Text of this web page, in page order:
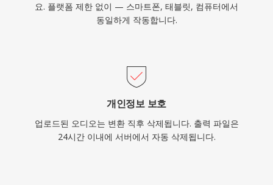
요. 플랫폼 제한 없이 — 스마트폰, 태블릿, 컴퓨터에서
동일하게 작동합니다.
개인정보 보호
업로드된 오디오는 변환 직후 삭제됩니다. 출력 파일은
24시간 이내에 서버에서 자동 삭제됩니다.